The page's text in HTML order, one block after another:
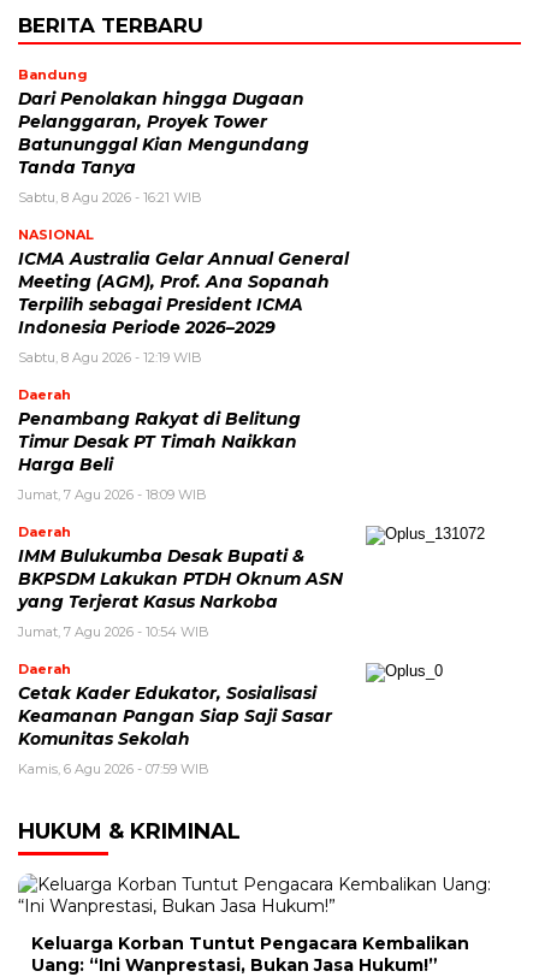
BERITA TERBARU
Bandung
Dari Penolakan hingga Dugaan
Pelanggaran, Proyek Tower
Batununggal Kian Mengundang
Tanda Tanya
Sabtu, 8 Agu 2026 - 16:21 WIB
NASIONAL
ICMA Australia Gelar Annual General
Meeting (AGM), Prof. Ana Sopanah
Terpilih sebagai President ICMA
Indonesia Periode 2026–2029
Sabtu, 8 Agu 2026 - 12:19 WIB
Daerah
Penambang Rakyat di Belitung
Timur Desak PT Timah Naikkan
Harga Beli
Jumat, 7 Agu 2026 - 18:09 WIB
Daerah
IMM Bulukumba Desak Bupati &
BKPSDM Lakukan PTDH Oknum ASN
yang Terjerat Kasus Narkoba
Jumat, 7 Agu 2026 - 10:54 WIB
Daerah
Cetak Kader Edukator, Sosialisasi
Keamanan Pangan Siap Saji Sasar
Komunitas Sekolah
Kamis, 6 Agu 2026 - 07:59 WIB
HUKUM & KRIMINAL
Keluarga Korban Tuntut Pengacara Kembalikan
Uang: “Ini Wanprestasi, Bukan Jasa Hukum!”